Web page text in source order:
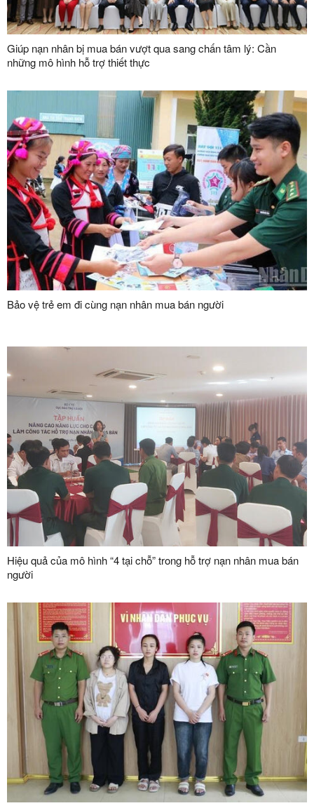
Giúp nạn nhân bị mua bán vượt qua sang chấn tâm lý: Cần
những mô hình hỗ trợ thiết thực
Bảo vệ trẻ em đi cùng nạn nhân mua bán người
Hiệu quả của mô hình “4 tại chỗ” trong hỗ trợ nạn nhân mua bán
người